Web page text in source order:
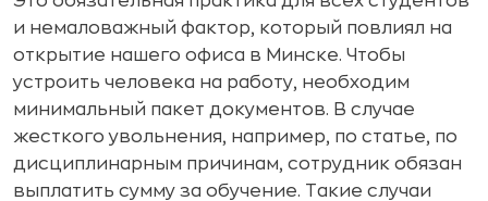
и немаловажный фактор, который повлиял на
открытие нашего офиса в Минске. Чтобы
устроить человека на работу, необходим
минимальный пакет документов. В случае
жесткого увольнения, например, по статье, по
дисциплинарным причинам, сотрудник обязан
выплатить сумму за обучение. Такие случаи